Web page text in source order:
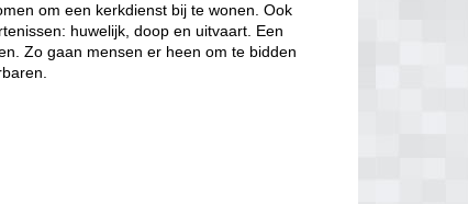
om een kerkdienst bij te wonen. Ook
huwelijk, doop en uitvaart. Een
Zo gaan mensen er heen om te bidden